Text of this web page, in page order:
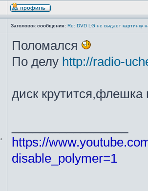
Заголовок сообщения: Re: DVD LG не выдает картинку
Поломался
По делу http://radio-
диск крутится,флешка
https://
disable_polymer=1